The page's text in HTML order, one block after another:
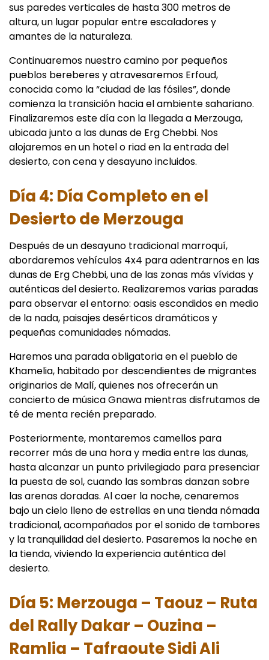
sus paredes verticales de hasta 300 metros de
altura, un lugar popular entre escaladores y
amantes de la naturaleza.
Continuaremos nuestro camino por pequeños
pueblos bereberes y atravesaremos Erfoud,
conocida como la “ciudad de las fósiles”, donde
comienza la transición hacia el ambiente sahariano.
Finalizaremos este día con la llegada a Merzouga,
ubicada junto a las dunas de Erg Chebbi. Nos
alojaremos en un hotel o riad en la entrada del
desierto, con cena y desayuno incluidos.
Día 4: Día Completo en el
Desierto de Merzouga
Después de un desayuno tradicional marroquí,
abordaremos vehículos 4x4 para adentrarnos en las
dunas de Erg Chebbi, una de las zonas más vívidas y
auténticas del desierto. Realizaremos varias paradas
para observar el entorno: oasis escondidos en medio
de la nada, paisajes desérticos dramáticos y
pequeñas comunidades nómadas.
Haremos una parada obligatoria en el pueblo de
Khamelia, habitado por descendientes de migrantes
originarios de Malí, quienes nos ofrecerán un
concierto de música Gnawa mientras disfrutamos de
té de menta recién preparado.
Posteriormente, montaremos camellos para
recorrer más de una hora y media entre las dunas,
hasta alcanzar un punto privilegiado para presenciar
la puesta de sol, cuando las sombras danzan sobre
las arenas doradas. Al caer la noche, cenaremos
bajo un cielo lleno de estrellas en una tienda nómada
tradicional, acompañados por el sonido de tambores
y la tranquilidad del desierto. Pasaremos la noche en
la tienda, viviendo la experiencia auténtica del
desierto.
Día 5: Merzouga – Taouz – Ruta
del Rally Dakar – Ouzina –
Ramlia – Tafraoute Sidi Ali